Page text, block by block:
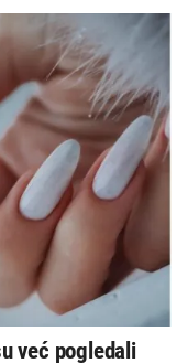
već pogledali